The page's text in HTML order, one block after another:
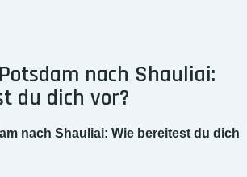
nach Shauliai:
du dich vor?
nach Shauliai: Wie bereitest du dich